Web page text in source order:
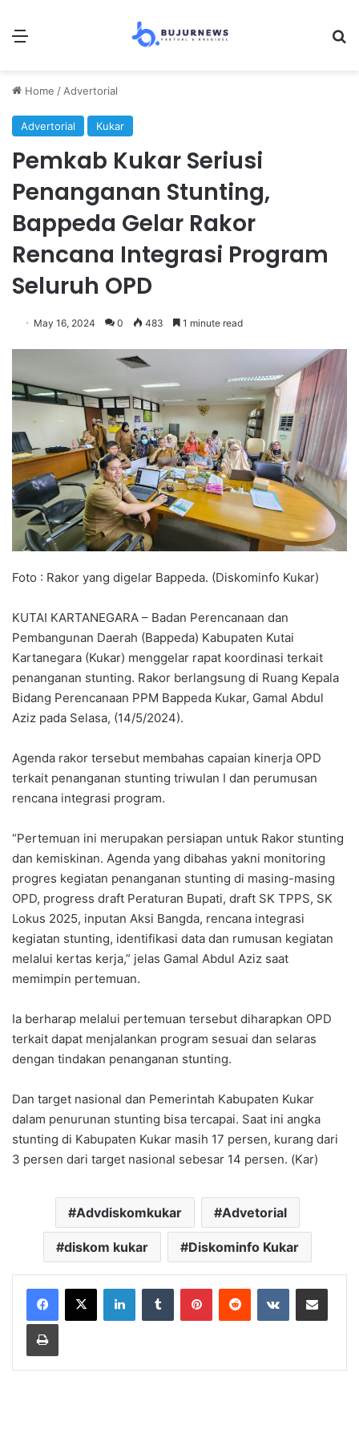
Menu
Home / Advertorial
Advertorial Kukar
Pemkab Kukar Seriusi
Penanganan Stunting,
Bappeda Gelar Rakor
Rencana Integrasi Program
Seluruh OPD
May 16, 2024 0 483 1 minute read
Foto : Rakor yang digelar Bappeda. (Diskominfo Kukar)
KUTAI KARTANEGARA – Badan Perencanaan dan
Pembangunan Daerah (Bappeda) Kabupaten Kutai
Kartanegara (Kukar) menggelar rapat koordinasi terkait
penanganan stunting. Rakor berlangsung di Ruang Kepala
Bidang Perencanaan PPM Bappeda Kukar, Gamal Abdul
Aziz pada Selasa, (14/5/2024).
Agenda rakor tersebut membahas capaian kinerja OPD
terkait penanganan stunting triwulan I dan perumusan
rencana integrasi program.
“Pertemuan ini merupakan persiapan untuk Rakor stunting
dan kemiskinan. Agenda yang dibahas yakni monitoring
progres kegiatan penanganan stunting di masing-masing
OPD, progress draft Peraturan Bupati, draft SK TPPS, SK
Lokus 2025, inputan Aksi Bangda, rencana integrasi
kegiatan stunting, identifikasi data dan rumusan kegiatan
melalui kertas kerja,” jelas Gamal Abdul Aziz saat
memimpin pertemuan.
Ia berharap melalui pertemuan tersebut diharapkan OPD
terkait dapat menjalankan program sesuai dan selaras
dengan tindakan penanganan stunting.
Dan target nasional dan Pemerintah Kabupaten Kukar
dalam penurunan stunting bisa tercapai. Saat ini angka
stunting di Kabupaten Kukar masih 17 persen, kurang dari
3 persen dari target nasional sebesar 14 persen. (Kar)
Advdiskomkukar Advetorial
diskom kukar Diskominfo Kukar
LinkedInTumblr PinterestReddit VKontakteShare via Email
Print